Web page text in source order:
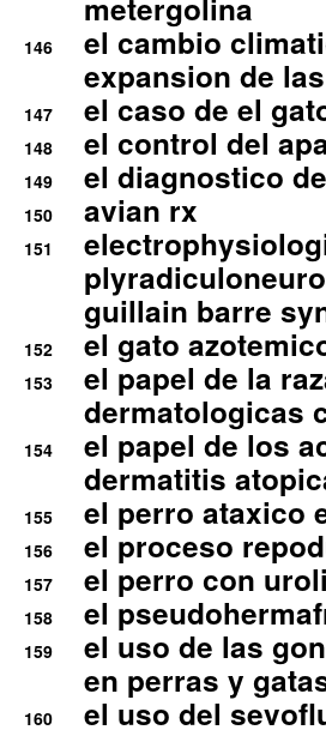
metergolina
146
el cambio
expansion de
147 el caso de el
148 el control del
149 el diagnostico
150 avian rx
151
guillain barre
152 el gato
153
el papel de la
dermatologicas
154
el papel de los
dermatitis
155 el perro ataxico
156 el proceso
157 el perro con
158 el
159
el uso de las
en perras y
160
el uso del